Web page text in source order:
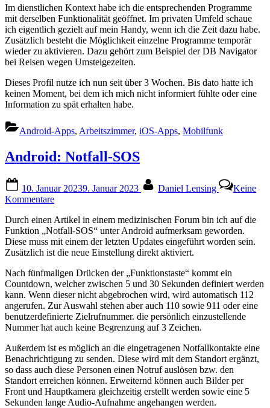
Im dienstlichen Kontext habe ich die entsprechenden Programme
mit derselben Funktionalität geöffnet. Im privaten Umfeld schaue
ich eigentlich gezielt auf mein Handy, wenn ich die Zeit dazu habe.
Zusätzlich besteht die Möglichkeit einzelne Programme temporär
wieder zu aktivieren. Dazu gehört zum Beispiel der DB Navigator
bei Reisen wegen Umsteigezeiten.
Dieses Profil nutze ich nun seit über 3 Wochen. Bis dato hatte ich
keinen Moment, bei dem ich mich nicht informiert fühlte oder eine
Information zu spät erhalten habe.
Android-Apps, Arbeitszimmer, iOS-Apps, Mobilfunk
Android: Notfall-SOS
on
10. Januar 20239. Januar 2023 Daniel Lensing
Keine
Kommentarezu
Notfall-
SOS
Durch einen Artikel in einem medizinischen Forum bin ich auf die
Funktion „Notfall-SOS“ unter Android aufmerksam geworden.
Diese muss mit einem der letzten Updates eingeführt worden sein.
Zusätzlich ist die neue Einstellung direkt aktiviert.
Nach fünfmaligen Drücken der „Funktionstaste“ kommt ein
Countdown, welcher zwischen 5 und 30 Sekunden definiert werden
kann. Wenn dieser nicht abgebrochen wird, wird automatisch 112
angerufen. Zur Auswahl stehen aber auch 110 sowie 911 oder eine
benutzerdefinierte Zielrufnummer. die persönlich einzustellende
Nummer hat auch keine Begrenzung auf 3 Zeichen.
Außerdem ist es möglich an die eingetragenen Notfallkontakte eine
Benachrichtigung zu senden. Diese wird mit dem Standort ergänzt,
so dass auch diese Personen einen Notruf auslösen bzw. den
Standort erreichen können. Erweiternd können auch Bilder per
Front und Hauptkamera gleichzeitig erstellt werden sowie eine 5
Sekunden lange Audio-Aufnahme angehangen werden.